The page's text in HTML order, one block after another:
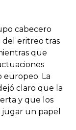
cabecero
eritreo tras
que
europeo. La
claro que la
y que los
un papel